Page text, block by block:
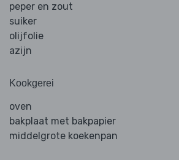
peper en zout
suiker
olijfolie
azijn
Kookgerei
oven
bakplaat met bakpapier
middelgrote koekenpan